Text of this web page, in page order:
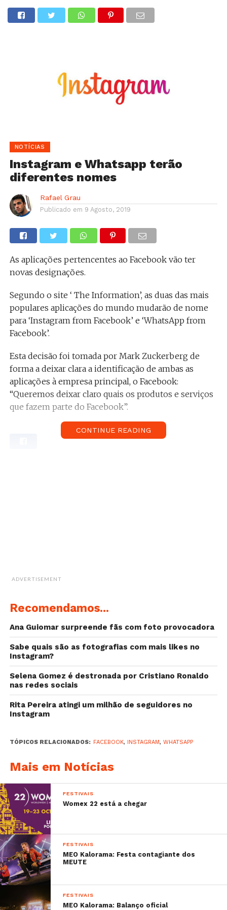
NOTÍCIAS
Instagram e Whatsapp terão
diferentes nomes
Rafael Grau
Publicado em 9 Agosto, 2019
As aplicações pertencentes ao Facebook vão ter
novas designações.
Segundo o site ‘ The Information’, as duas das mais
populares aplicações do mundo mudarão de nome
para ‘Instagram from Facebook’ e ‘WhatsApp from
Facebook’.
Esta decisão foi tomada por Mark Zuckerberg de
forma a deixar clara a identificação de ambas as
aplicações à empresa principal, o Facebook:
“Queremos deixar claro quais os produtos e serviços
que fazem parte do Facebook”.
CONTINUE READING
ADVERTISEMENT
Recomendamos...
Ana Guiomar surpreende fãs com foto provocadora
Sabe quais são as fotografias com mais likes no
Instagram?
Selena Gomez é destronada por Cristiano Ronaldo
nas redes sociais
Rita Pereira atingi um milhão de seguidores no
Instagram
TÓPICOS RELACIONADOS: FACEBOOK, INSTAGRAM, WHATSAPP
Mais em Notícias
FESTIVAIS
Womex 22 está a chegar
FESTIVAIS
MEO Kalorama: Festa contagiante dos
MEUTE
FESTIVAIS
MEO Kalorama: Balanço oficial